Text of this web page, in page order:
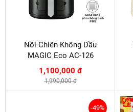
Nồi Chiên Không Dầu
MAGIC Eco AC-126
1,100,000 đ
1,990,000 đ
-49%